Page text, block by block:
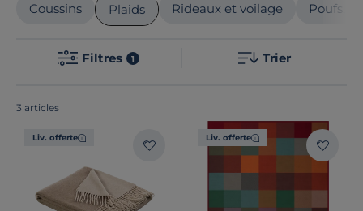
finitions soignées, design contemporain, faites le choix
sont tousfabriqués en France ou en Europe!
Coussins Plaids Rideaux et voilage Poufs,
Filtres 1 Trier
3 articles
Liv. offerte Liv. offerte
Note des clients